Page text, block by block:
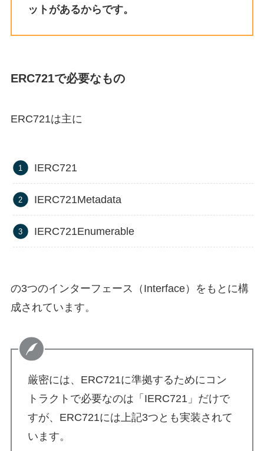
ットがあるからです。
ERC721で必要なもの
ERC721は主に
IERC721
IERC721Metadata
IERC721Enumerable
の3つのインターフェース（Interface）をもとに構
成されています。
厳密には、ERC721に準拠するためにコン
トラクトで必要なのは「IERC721」だけで
すが、ERC721には上記3つとも実装されて
います。